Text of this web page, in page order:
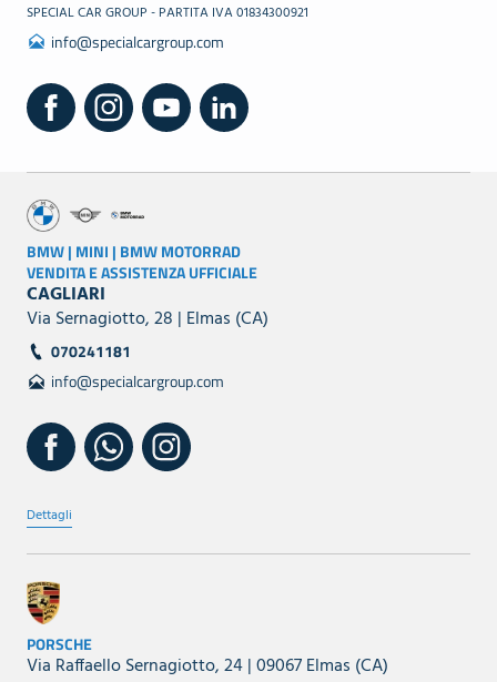
SPECIAL CAR GROUP - PARTITA IVA 01834300921
info@specialcargroup.com
BMW | MINI | BMW MOTORRAD
VENDITA E ASSISTENZA UFFICIALE
CAGLIARI
Via Sernagiotto, 28 | Elmas (CA)
070241181
info@specialcargroup.com
Dettagli
PORSCHE
Via Raffaello Sernagiotto, 24 | 09067 Elmas (CA)